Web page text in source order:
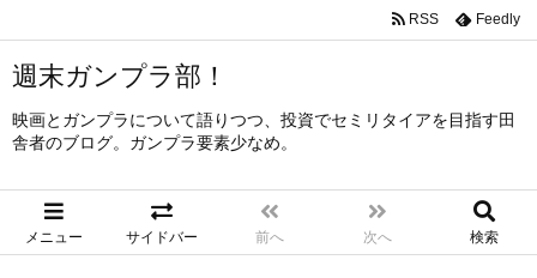
週末ガンプラ部！
映画とガンプラについて語りつつ、投資でセミリタイアを目指す田
舎者のブログ。ガンプラ要素少なめ。
メニュー サイドバー 前へ 次へ 検索
RSS Feedly